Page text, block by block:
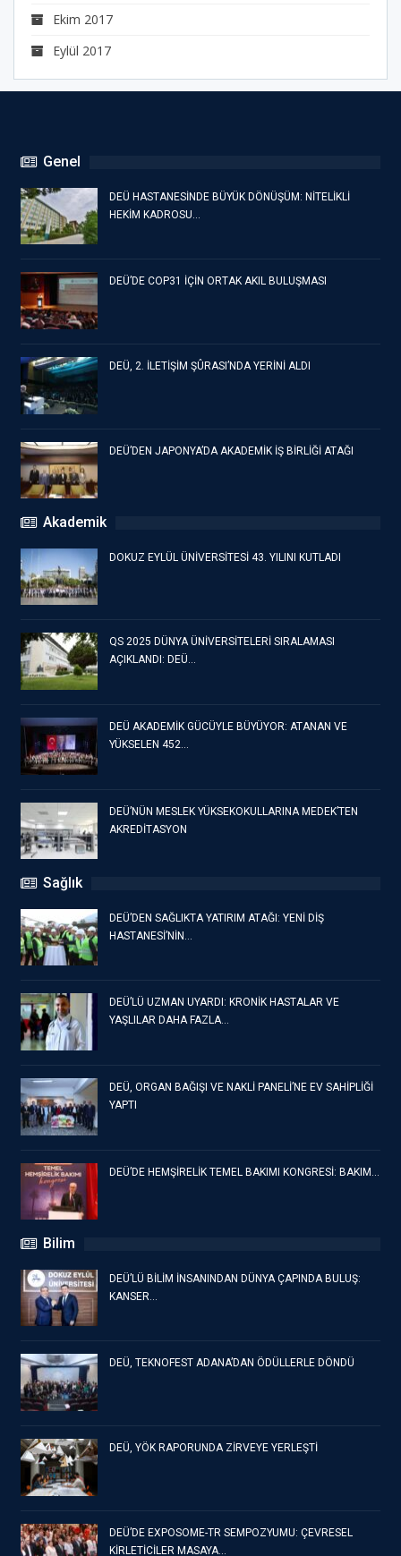
Ekim 2017
Eylül 2017
Genel
DEÜ HASTANESİNDE BÜYÜK DÖNÜŞÜM: NİTELİKLİ
HEKİM KADROSU…
DEÜ’DE COP31 İÇİN ORTAK AKIL BULUŞMASI
DEÜ, 2. İLETİŞİM ŞÛRASI’NDA YERİNİ ALDI
DEÜ’DEN JAPONYA’DA AKADEMİK İŞ BİRLİĞİ ATAĞI
Akademik
DOKUZ EYLÜL ÜNİVERSİTESİ 43. YILINI KUTLADI
QS 2025 DÜNYA ÜNİVERSİTELERİ SIRALAMASI
AÇIKLANDI: DEÜ…
DEÜ AKADEMİK GÜCÜYLE BÜYÜYOR: ATANAN VE
YÜKSELEN 452…
DEÜ’NÜN MESLEK YÜKSEKOKULLARINA MEDEK’TEN
AKREDİTASYON
Sağlık
DEÜ’DEN SAĞLIKTA YATIRIM ATAĞI: YENİ DİŞ
HASTANESİ’NİN…
DEÜ’LÜ UZMAN UYARDI: KRONİK HASTALAR VE
YAŞLILAR DAHA FAZLA…
DEÜ, ORGAN BAĞIŞI VE NAKLİ PANELİ’NE EV SAHİPLİĞİ
YAPTI
DEÜ’DE HEMŞİRELİK TEMEL BAKIMI KONGRESİ: BAKIM…
Bilim
DEÜ’LÜ BİLİM İNSANINDAN DÜNYA ÇAPINDA BULUŞ:
KANSER…
DEÜ, TEKNOFEST ADANA’DAN ÖDÜLLERLE DÖNDÜ
DEÜ, YÖK RAPORUNDA ZİRVEYE YERLEŞTİ
DEÜ’DE EXPOSOME-TR SEMPOZYUMU: ÇEVRESEL
KİRLETİCİLER MASAYA…